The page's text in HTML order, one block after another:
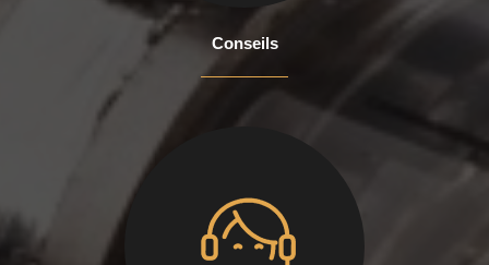
Conseils